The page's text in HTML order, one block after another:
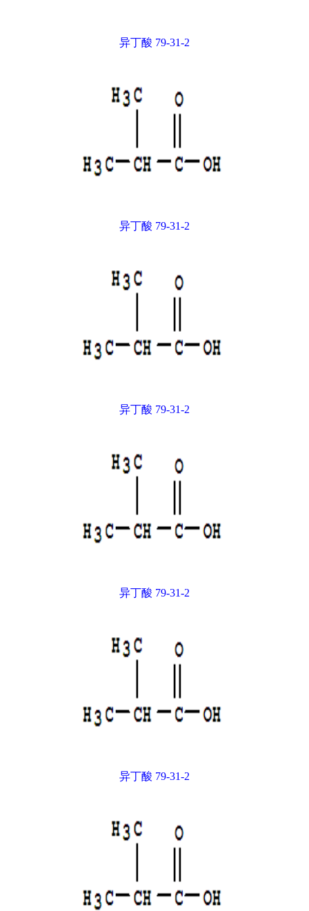
异丁酸 79-31-2
异丁酸 79-31-2
异丁酸 79-31-2
异丁酸 79-31-2
异丁酸 79-31-2